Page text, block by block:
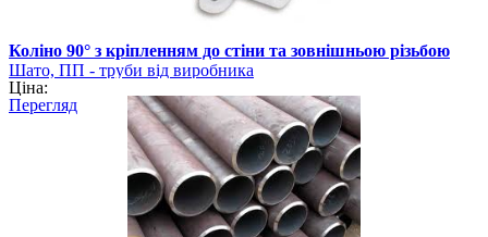
Коліно 90° з кріпленням до стіни та зовнішньою різьбою
Шато, ПП - труби від виробника
Ціна:
Перегляд